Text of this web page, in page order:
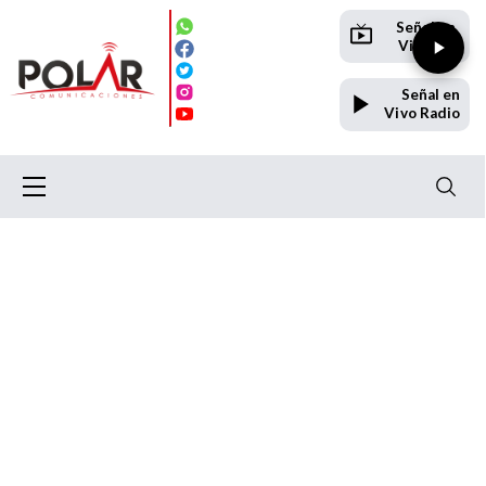
Señal en
Vivo TV
Señal en
Vivo Radio